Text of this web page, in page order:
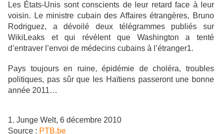
Les États-Unis sont conscients de leur retard face à leur
voisin. Le ministre cubain des Affaires étrangères, Bruno
Rodriguez, a dévoilé deux télégrammes publiés sur
WikiLeaks et qui révèlent que Washington a tenté
d’entraver l’envoi de médecins cubains à l’étranger1.
Pays toujours en ruine, épidémie de choléra, troubles
politiques, pas sûr que les Haïtiens passeront une bonne
année 2011…
1. Junge Welt, 6 décembre 2010
Source : PTB.be